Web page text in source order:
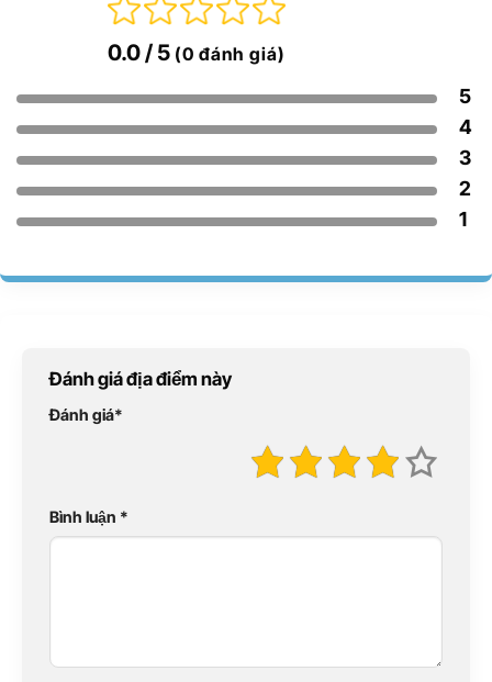
0.0 / 5 (0 đánh giá)
5
4
3
2
1
Đánh giá địa điểm này
Đánh giá*
Bình luận *